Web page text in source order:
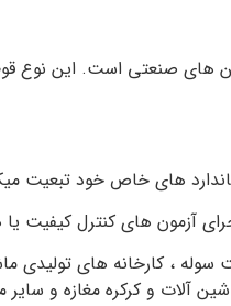
‌های صنعتی است. این نوع
های خاص خود تبعیت
آزمون های کنترل
، کارخانه های
و کرکره مغازه و سایر